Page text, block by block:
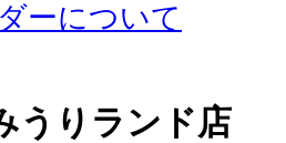
ーについて
うりランド店